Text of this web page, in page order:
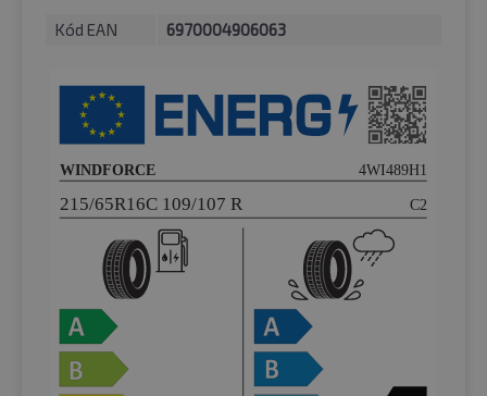
Kód EAN 6970004906063